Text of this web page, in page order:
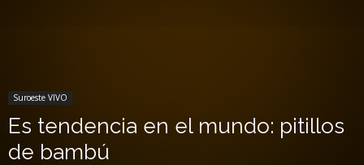
Suroeste VIVO
Es tendencia en el mundo: pitillos
de bambú